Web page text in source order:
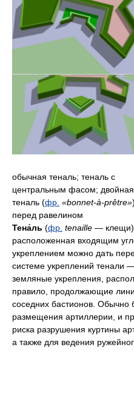
обычная теналь; теналь с
центральным фасом; двойная
теналь (фр. «bonnet-à-prêtre»)
перед равелином
Тена́ль (фр. tenaille —
расположенная входящим
укреплением можно дать
системе укреплений тенали
земляные укрепления,
правило, продолжающие
соседних бастионов. Обычно
размещения артиллерии, и
риска разрушения куртины
а также для ведения